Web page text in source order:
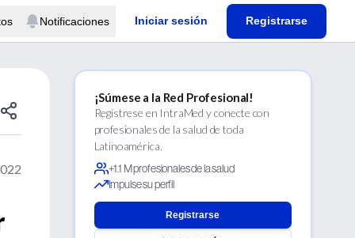
Notificaciones Iniciar sesión Registrarse
¡Súmese a la Red Profesional!
Regístrese en IntraMed y conecte con
profesionales de la salud de toda
Latinoamérica.
+1.1 M profesionales de la salud
Impulse su perfil
Registrarse